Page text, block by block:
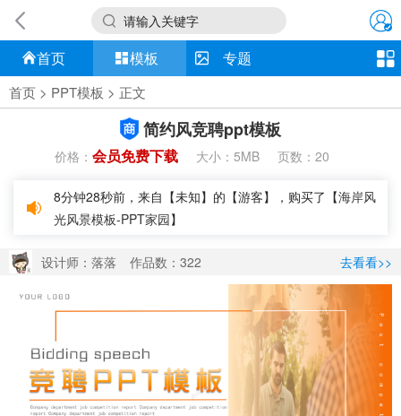
请输入关键字
首页 模板 专题
首页 > PPT模板 > 正文
简约风竞聘ppt模板
价格： 会员免费下载 大小： 5MB 页数： 20
8分钟28秒前，来自【未知】的【游客】，购买了【海岸风
光风景模板-PPT家园】
设计师：落落 作品数：322 去看看>>